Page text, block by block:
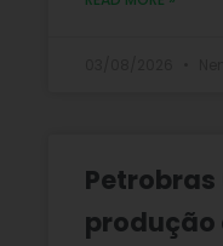
Petrobras
produção